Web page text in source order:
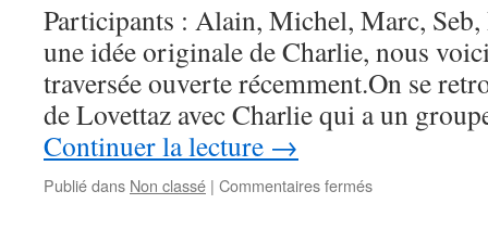
Participants : Alain, Michel, Marc,
une idée originale de Charlie, nous
traversée ouverte récemment.On se
de Lovettaz avec Charlie qui a un
Continuer la lecture →
Publié dans Non classé | Commentaires ferméssur